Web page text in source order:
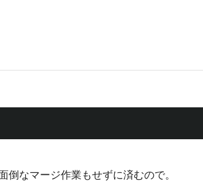
なマージ作業もせずに済むので。